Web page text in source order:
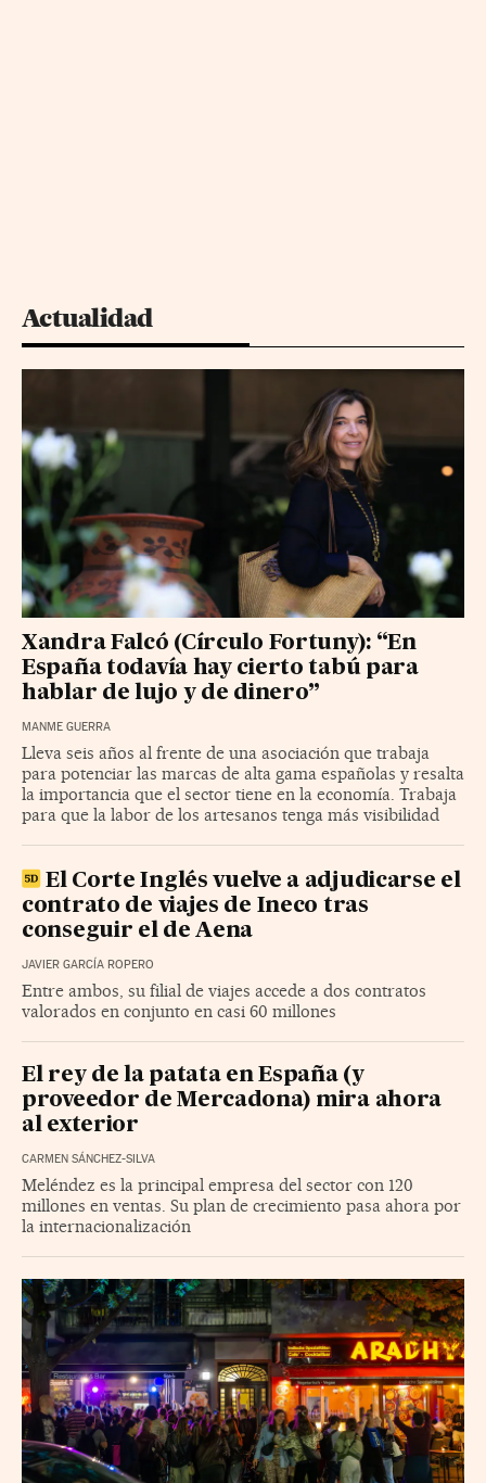
Actualidad
Xandra Falcó (Círculo Fortuny): “En
España todavía hay cierto tabú para
hablar de lujo y de dinero”
MANME GUERRA
Lleva seis años al frente de una asociación que trabaja
para potenciar las marcas de alta gama españolas y resalta
la importancia que el sector tiene en la economía. Trabaja
para que la labor de los artesanos tenga más visibilidad
El Corte Inglés vuelve a adjudicarse el
contrato de viajes de Ineco tras
conseguir el de Aena
JAVIER GARCÍA ROPERO
Entre ambos, su filial de viajes accede a dos contratos
valorados en conjunto en casi 60 millones
El rey de la patata en España (y
proveedor de Mercadona) mira ahora
al exterior
CARMEN SÁNCHEZ-SILVA
Meléndez es la principal empresa del sector con 120
millones en ventas. Su plan de crecimiento pasa ahora por
la internacionalización